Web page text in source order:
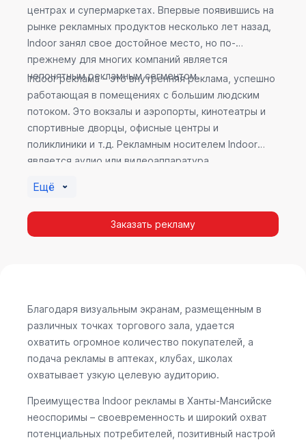
центрах и супермаркетах. Впервые появившись на
рынке рекламных продуктов несколько лет назад,
Indoor занял свое достойное место, но по-
прежнему для многих компаний является
непонятным рекламным сегментом.
Indoor реклама – это внутренняя реклама, успешно
работающая в помещениях с большим людским
потоком. Это вокзалы и аэропорты, кинотеатры и
спортивные дворцы, офисные центры и
поликлиники и т.д. Рекламным носителем Indoor
является аудио или видеоаппаратура,
эффективность приносит такой вид рекламы в
местах продаж, поскольку воздействие на
покупателя в момент выбора товара наиболее
Indoor рекламы.
Ещё
Заказать рекламу
Благодаря визуальным экранам, размещенным в
различных точках торгового зала, удается
охватить огромное количество покупателей, а
подача рекламы в аптеках, клубах, школах
охватывает узкую целевую аудиторию.
Преимущества Indoor рекламы в Ханты-Мансийске
неоспоримы – своевременность и широкий охват
потенциальных потребителей, позитивный настрой